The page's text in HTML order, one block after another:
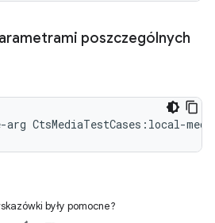
poszczególnych
CtsMediaTestCases:local-
były pomocne?